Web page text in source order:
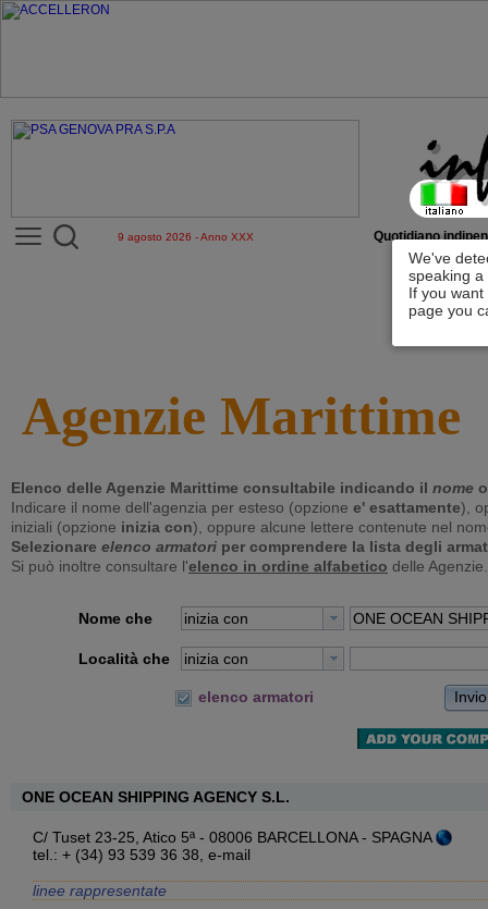
We've
speaking
If you
page you
9 agosto 2026 - Anno XXX Quotidiano
Agenzie Marittime
Elenco delle Agenzie Marittime consultabile indicando il nome
Indicare il nome dell'agenzia per esteso (opzione e' esattamente),
iniziali (opzione inizia con), oppure alcune lettere contenute nel
Selezionare elenco armatori per comprendere la lista degli
Si può inoltre consultare l'elenco in ordine alfabetico delle Agenzie.
Nome che inizia con
Località che inizia con
elenco armatori Invio
ONE OCEAN SHIPPING AGENCY S.L.
C/ Tuset 23-25, Atico 5ª - 08006 BARCELLONA - SPAGNA
tel.: + (34) 93 539 36 38, e-mail
linee rappresentate